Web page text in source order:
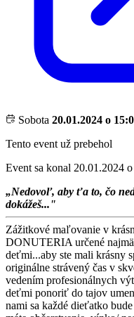
Sobota 20.01.2024 o
Tento event už prebehol
Event sa konal 20.01.2024
„Nedovoľ, aby ťa to, čo
dokážeš..."
Zážitkové maľovanie v
DONUTERIA určené
deťmi...aby ste mali krásny
originálne strávený čas v
vedením profesionálnych
deťmi ponoriť do tajov
nami sa každé dieťatko